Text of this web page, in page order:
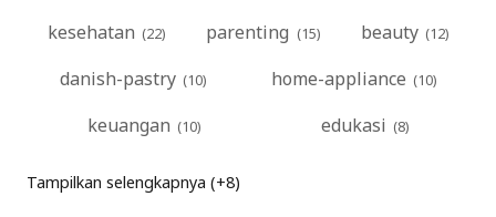
kesehatan
parenting
beauty
danish-pastry
home-appliance
keuangan
edukasi
Tampilkan selengkapnya (+8)